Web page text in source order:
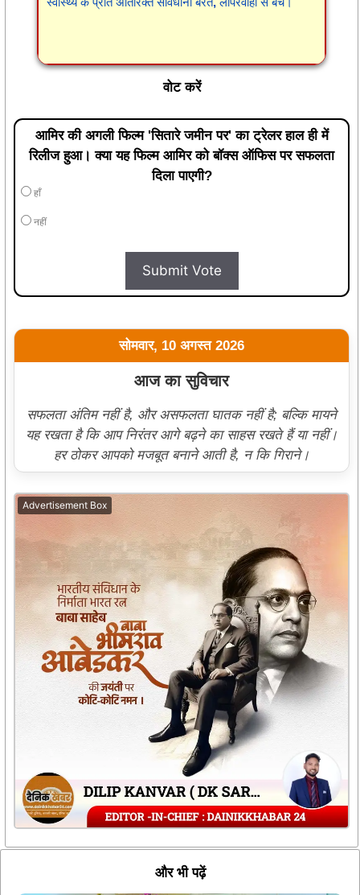
वोट करें
आमिर की अगली फिल्म 'सितारे जमीन पर' का ट्रेलर हाल ही में
रिलीज हुआ। क्या यह फिल्म आमिर को बॉक्स ऑफिस पर सफलता
दिला पाएगी?
हाँ
नहीं
Submit Vote
सोमवार, 10 अगस्त 2026
आज का सुविचार
सफलता अंतिम नहीं है, और असफलता घातक नहीं है; बल्कि मायने
यह रखता है कि आप निरंतर आगे बढ़ने का साहस रखते हैं या नहीं।
हर ठोकर आपको मजबूत बनाने आती है, न कि गिराने।
Advertisement Box
और भी पढ़ें